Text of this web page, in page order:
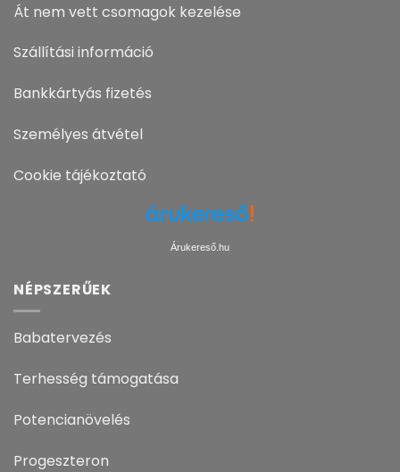
Át nem vett csomagok kezelése
Szállítási információ
Bankkártyás fizetés
Személyes átvétel
Cookie tájékoztató
Árukereső.hu
NÉPSZERŰEK
Babatervezés
Terhesség támogatása
Potencianövelés
Progeszteron